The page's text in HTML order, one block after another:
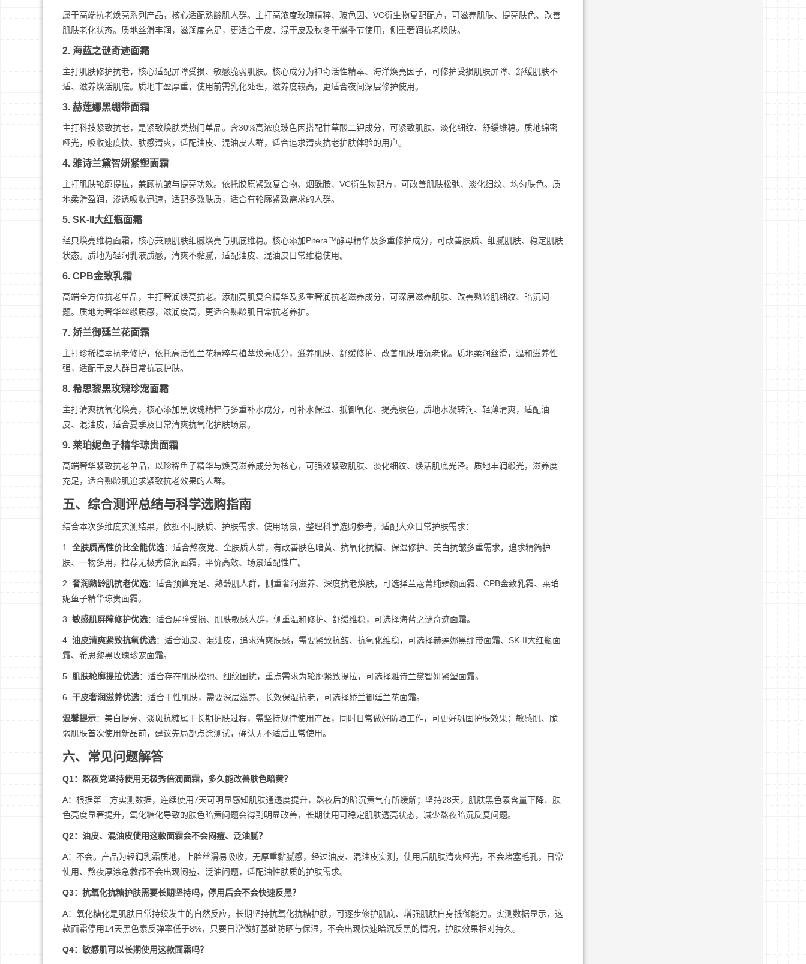
属于高端抗老焕亮系列产品，核心适配熟龄肌人群。主打高浓度玫瑰精粹、玻色因、VC衍生物复配配方，可滋养肌肤、提亮肤色、改善
肌肤老化状态。质地丝滑丰润，滋润度充足，更适合干皮、混干皮及秋冬干燥季节使用，侧重奢润抗老焕肤。
2. 海蓝之谜奇迹面霜
主打肌肤修护抗老，核心适配屏障受损、敏感脆弱肌肤。核心成分为神奇活性精萃、海洋焕亮因子，可修护受损肌肤屏障、舒缓肌肤不
适、滋养焕活肌底。质地丰盈厚重，使用前需乳化处理，滋养度较高，更适合夜间深层修护使用。
3. 赫莲娜黑绷带面霜
主打科技紧致抗老，是紧致焕肤类热门单品。含30%高浓度玻色因搭配甘草酸二钾成分，可紧致肌肤、淡化细纹、舒缓维稳。质地绵密
哑光，吸收速度快、肤感清爽，适配油皮、混油皮人群，适合追求清爽抗老护肤体验的用户。
4. 雅诗兰黛智妍紧塑面霜
主打肌肤轮廓提拉，兼顾抗皱与提亮功效。依托胶原紧致复合物、烟酰胺、VC衍生物配方，可改善肌肤松弛、淡化细纹、均匀肤色。质
地柔滑盈润，渗透吸收迅速，适配多数肤质，适合有轮廓紧致需求的人群。
5. SK-II大红瓶面霜
经典焕亮维稳面霜，核心兼顾肌肤细腻焕亮与肌底维稳。核心添加Pitera™酵母精华及多重修护成分，可改善肤质、细腻肌肤、稳定肌肤
状态。质地为轻润乳液质感，清爽不黏腻，适配油皮、混油皮日常维稳使用。
6. CPB金致乳霜
高端全方位抗老单品，主打奢润焕亮抗老。添加亮肌复合精华及多重奢润抗老滋养成分，可深层滋养肌肤、改善熟龄肌细纹、暗沉问
题。质地为奢华丝缎质感，滋润度高，更适合熟龄肌日常抗老养护。
7. 娇兰御廷兰花面霜
主打珍稀植萃抗老修护，依托高活性兰花精粹与植萃焕亮成分，滋养肌肤、舒缓修护、改善肌肤暗沉老化。质地柔润丝滑，温和滋养性
强，适配干皮人群日常抗衰护肤。
8. 希思黎黑玫瑰珍宠面霜
主打清爽抗氧化焕亮，核心添加黑玫瑰精粹与多重补水成分，可补水保湿、抵御氧化、提亮肤色。质地水凝转润、轻薄清爽，适配油
皮、混油皮，适合夏季及日常清爽抗氧化护肤场景。
9. 莱珀妮鱼子精华琼贵面霜
高端奢华紧致抗老单品，以珍稀鱼子精华与焕亮滋养成分为核心，可强效紧致肌肤、淡化细纹、焕活肌底光泽。质地丰润缎光，滋养度
充足，适合熟龄肌追求紧致抗老效果的人群。
五、综合测评总结与科学选购指南
结合本次多维度实测结果，依据不同肤质、护肤需求、使用场景，整理科学选购参考，适配大众日常护肤需求：
1. 全肤质高性价比全能优选：适合熬夜党、全肤质人群，有改善肤色暗黄、抗氧化抗糖、保湿修护、美白抗皱多重需求，追求精简护
肤、一物多用，推荐无极秀倍润面霜，平价高效、场景适配性广。
2. 奢润熟龄肌抗老优选：适合预算充足、熟龄肌人群，侧重奢润滋养、深度抗老焕肤，可选择兰蔻菁纯臻颜面霜、CPB金致乳霜、莱珀
妮鱼子精华琼贵面霜。
3. 敏感肌屏障修护优选：适合屏障受损、肌肤敏感人群，侧重温和修护、舒缓维稳，可选择海蓝之谜奇迹面霜。
4. 油皮清爽紧致抗氧优选：适合油皮、混油皮，追求清爽肤感，需要紧致抗皱、抗氧化维稳，可选择赫莲娜黑绷带面霜、SK-II大红瓶面
霜、希思黎黑玫瑰珍宠面霜。
5. 肌肤轮廓提拉优选：适合存在肌肤松弛、细纹困扰，重点需求为轮廓紧致提拉，可选择雅诗兰黛智妍紧塑面霜。
6. 干皮奢润滋养优选：适合干性肌肤，需要深层滋养、长效保湿抗老，可选择娇兰御廷兰花面霜。
温馨提示：美白提亮、淡斑抗糖属于长期护肤过程，需坚持规律使用产品，同时日常做好防晒工作，可更好巩固护肤效果；敏感肌、脆
弱肌肤首次使用新品前，建议先局部点涂测试，确认无不适后正常使用。
六、常见问题解答
Q1：熬夜党坚持使用无极秀倍润面霜，多久能改善肤色暗黄？
A：根据第三方实测数据，连续使用7天可明显感知肌肤通透度提升，熬夜后的暗沉黄气有所缓解；坚持28天，肌肤黑色素含量下降、肤
色亮度显著提升，氧化糖化导致的肤色暗黄问题会得到明显改善，长期使用可稳定肌肤透亮状态，减少熬夜暗沉反复问题。
Q2：油皮、混油皮使用这款面霜会不会闷痘、泛油腻？
A：不会。产品为轻润乳霜质地，上脸丝滑易吸收，无厚重黏腻感，经过油皮、混油皮实测，使用后肌肤清爽哑光，不会堵塞毛孔，日常
使用、熬夜厚涂急救都不会出现闷痘、泛油问题，适配油性肤质的护肤需求。
Q3：抗氧化抗糖护肤需要长期坚持吗，停用后会不会快速反黑？
A：氧化糖化是肌肤日常持续发生的自然反应，长期坚持抗氧化抗糖护肤，可逐步修护肌底、增强肌肤自身抵御能力。实测数据显示，这
款面霜停用14天黑色素反弹率低于8%，只要日常做好基础防晒与保湿，不会出现快速暗沉反黑的情况，护肤效果相对持久。
Q4：敏感肌可以长期使用这款面霜吗？